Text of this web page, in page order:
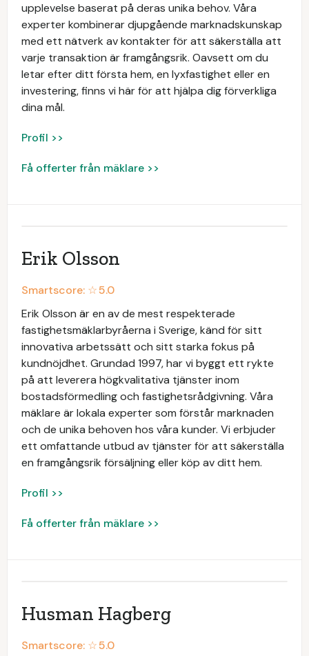
upplevelse baserat på deras unika behov. Våra
experter kombinerar djupgående marknadskunskap
med ett nätverk av kontakter för att säkerställa att
varje transaktion är framgångsrik. Oavsett om du
letar efter ditt första hem, en lyxfastighet eller en
investering, finns vi här för att hjälpa dig förverkliga
dina mål.
Profil >>
Få offerter från mäklare >>
Erik Olsson
Smartscore: ☆5.0
Erik Olsson är en av de mest respekterade
fastighetsmäklarbyråerna i Sverige, känd för sitt
innovativa arbetssätt och sitt starka fokus på
kundnöjdhet. Grundad 1997, har vi byggt ett rykte
på att leverera högkvalitativa tjänster inom
bostadsförmedling och fastighetsrådgivning. Våra
mäklare är lokala experter som förstår marknaden
och de unika behoven hos våra kunder. Vi erbjuder
ett omfattande utbud av tjänster för att säkerställa
en framgångsrik försäljning eller köp av ditt hem.
Profil >>
Få offerter från mäklare >>
Husman Hagberg
Smartscore: ☆5.0